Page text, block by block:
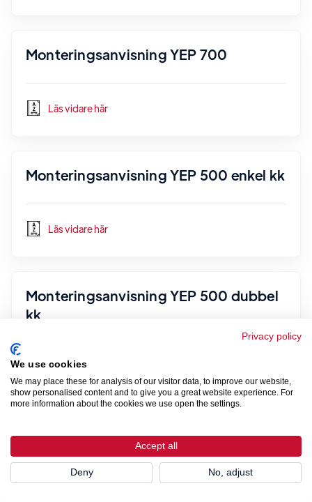
Monteringsanvisning YEP 700
Läs vidare här
Monteringsanvisning YEP 500 enkel kk
Läs vidare här
Monteringsanvisning YEP 500 dubbel
kk
Läs vidare här
Monteringsanvisning YAP 500
Privacy policy
We use cookies
We may place these for analysis of our visitor data, to improve our website,
show personalised content and to give you a great website experience. For
more information about the cookies we use open the settings.
Accept all
Deny No, adjust